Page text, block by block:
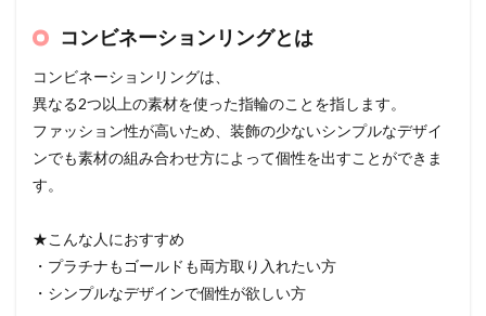
コンビネーションリングとは
コンビネーションリングは、
異なる2つ以上の素材を使った指輪のことを指します。
ファッション性が高いため、装飾の少ないシンプルなデザイ
ンでも素材の組み合わせ方によって個性を出すことができま
す。
★こんな人におすすめ
・プラチナもゴールドも両方取り入れたい方
・シンプルなデザインで個性が欲しい方